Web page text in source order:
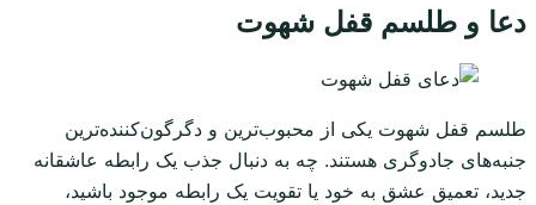
دعا و طلسم قفل شهوت
طلسم قفل شهوت یکی از محبوب‌ترین و دگرگون‌کننده‌ترین
جنبه‌های جادوگری هستند. چه به دنبال جذب یک رابطه عاشقانه
جدید، تعمیق عشق به خود یا تقویت یک رابطه موجود باشید،